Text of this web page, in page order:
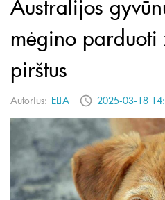
Australijos
mėgino parduoti
pirštus
Autorius: ELTA 2025-03-18